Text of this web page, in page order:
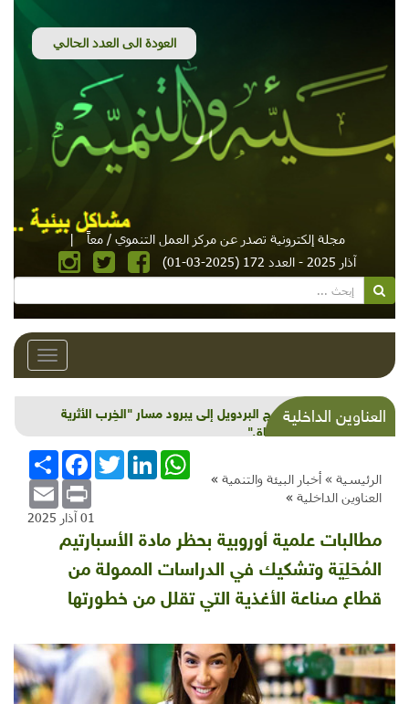
مجلة إلكترونية تصدر عن مركز العمل التنموي / معاً
|
آذار 2025 - العدد 172 (2025-03-01)
Toggle
العناوين الداخليةمن برج البردويل إلى يبرود مسار "الخِرب الأثرية
والسماق"
الرئيسية » أخبار البيئة والتنمية »
العناوين الداخلية »
انشر
FacebookTwitterLinkedInWhatsApp
Email Print
01 آذار 2025
مطالبات علمية أوروبية بحظر مادة الأسبارتيم
المُحَلِيَة وتشكيك في الدراسات الممولة من
قطاع صناعة الأغذية التي تقلل من خطورتها